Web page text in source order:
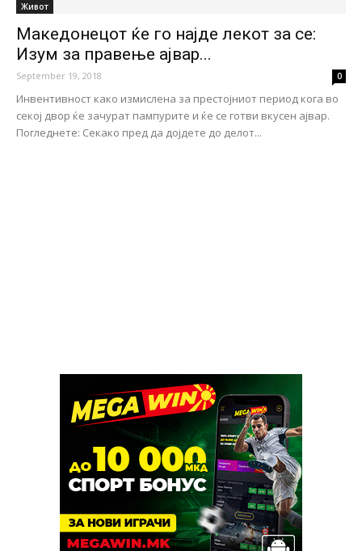
Живот
Македонецот ќе го најде лекот за се:
Изум за правење ајвар...
September 19, 2018 0
Инвентивност како измислена за престојниот период кога во
секој двор ќе зачурат пампурите и ќе се готви вкусен ајвар.
Погледнете: Секако пред да дојдете до делот...